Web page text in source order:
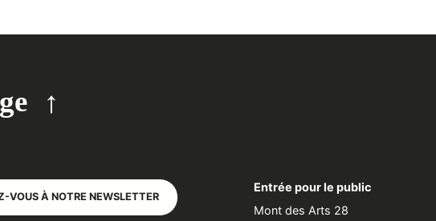
VOUS À NOTRE NEWSLETTER
Entrée pour le public
Mont des Arts 28